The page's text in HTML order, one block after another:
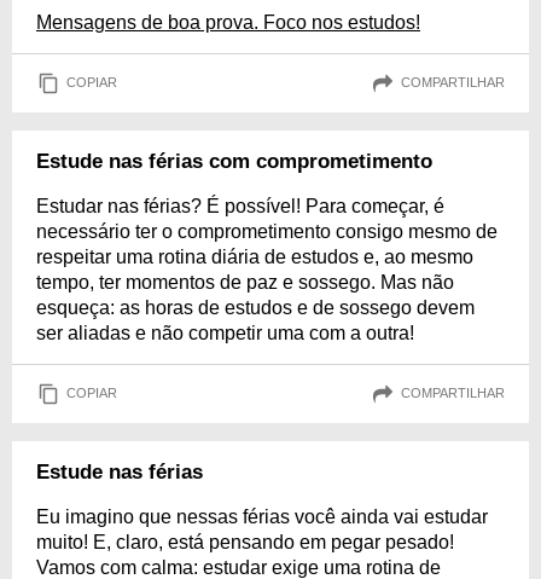
Mensagens de boa prova. Foco nos estudos!
COPIAR COMPARTILHAR
Estude nas férias com comprometimento
Estudar nas férias? É possível! Para começar, é
necessário ter o comprometimento consigo mesmo de
respeitar uma rotina diária de estudos e, ao mesmo
tempo, ter momentos de paz e sossego. Mas não
esqueça: as horas de estudos e de sossego devem
ser aliadas e não competir uma com a outra!
COPIAR COMPARTILHAR
Estude nas férias
Eu imagino que nessas férias você ainda vai estudar
muito! E, claro, está pensando em pegar pesado!
Vamos com calma: estudar exige uma rotina de